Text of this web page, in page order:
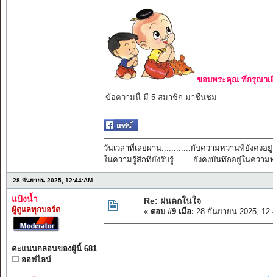
ขอบพระคุณ ที่กรุณาเ
ข้อความนี้ มี 5 สมาชิก มาชื่นชม
วันเวลาที่เลยผ่าน............กับความหวานที่ยังคงอยู่
ในความรู้สึกที่ยังรับรู้........ยังคงบันทึกอยู่ในความ
28 กันยายน 2025, 12:44:AM
แป้งน้ำ
ผู้ดูแลทุกบอร์ด
คะแนนกลอนของผู้นี้ 681
ออฟไลน์
Re: ฝนตกในใจ
« ตอบ #9 เมื่อ: 28 กันยายน 2025,